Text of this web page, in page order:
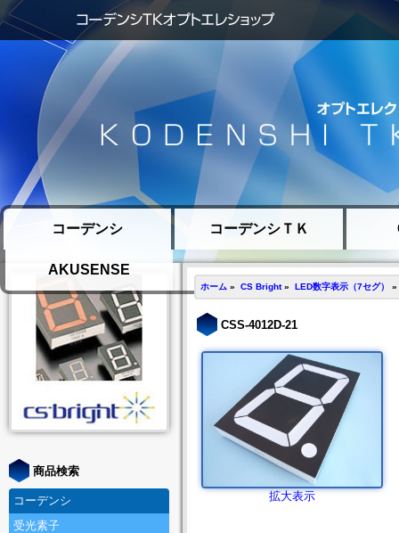
コーデンシ コーデンシＴＫ
AKUSENSE
商品検索
コーデンシ
受光素子
ホーム » CS Bright» LED数字表示（7セグ）
CSS-4012D-21
拡大表示